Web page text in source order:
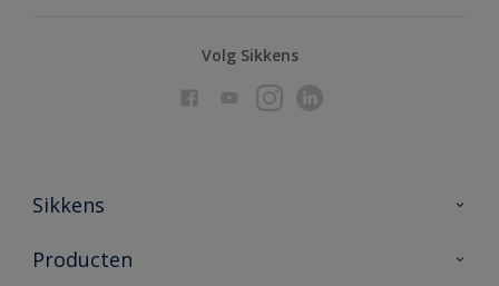
Volg Sikkens
Sikkens
Over Sikkens
Producten